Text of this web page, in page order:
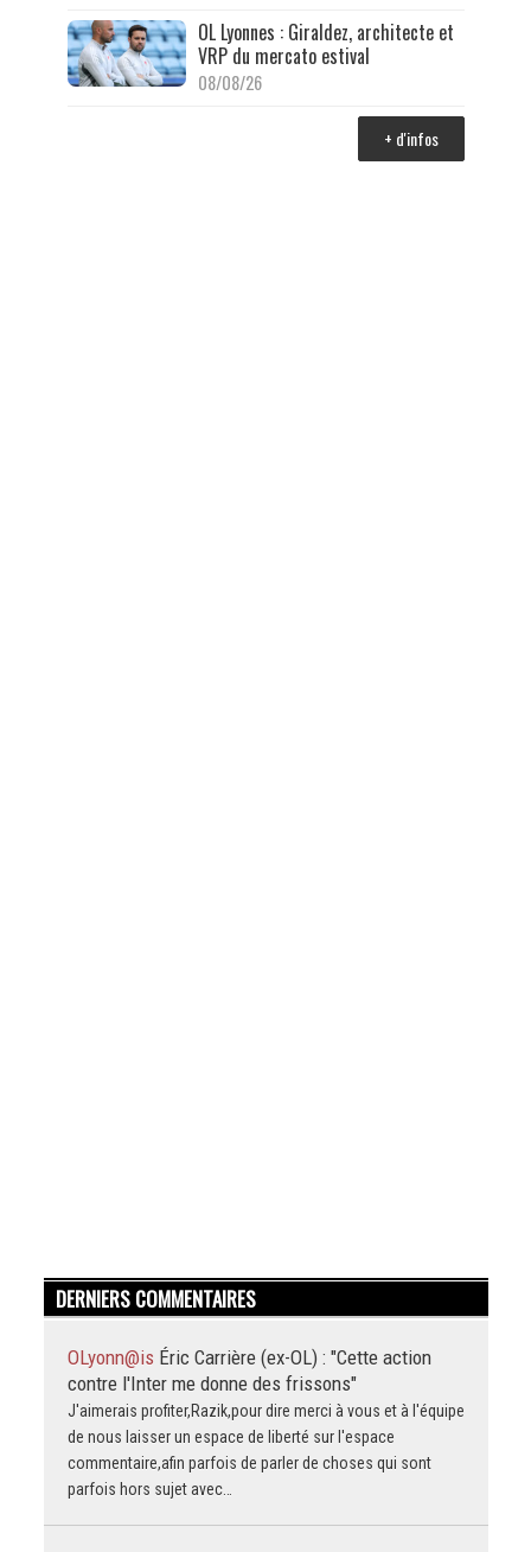
OL Lyonnes : Giraldez, architecte et
VRP du mercato estival
08/08/26
+ d'infos
DERNIERS COMMENTAIRES
OLyonn@is Éric Carrière (ex-OL) : "Cette action
contre l'Inter me donne des frissons"
J'aimerais profiter,Razik,pour dire merci à vous et à l'équipe
de nous laisser un espace de liberté sur l'espace
commentaire,afin parfois de parler de choses qui sont
parfois hors sujet avec…